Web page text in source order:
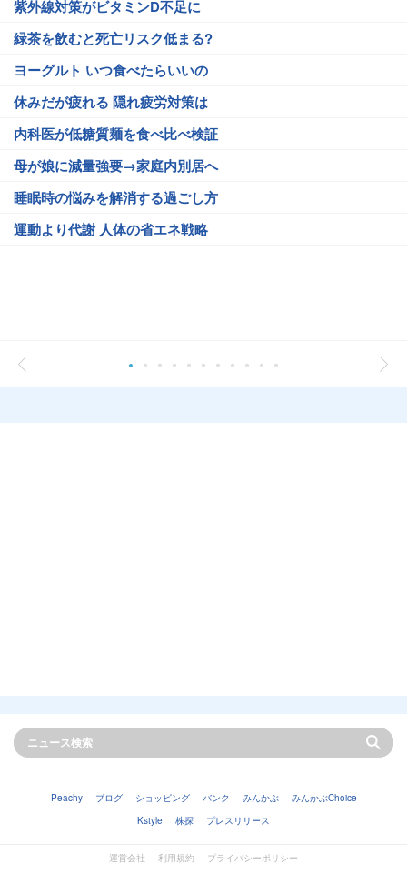
紫外線対策がビタミンD不足に
緑茶を飲むと死亡リスク低まる?
ヨーグルト いつ食べたらいいの
休みだが疲れる 隠れ疲労対策は
内科医が低糖質麺を食べ比べ検証
母が娘に減量強要→家庭内別居へ
睡眠時の悩みを解消する過ごし方
運動より代謝 人体の省エネ戦略
Peachy ブログ ショッピング バンク みんかぶ
みんかぶChoice
Kstyle
株探 プレスリリース
運営会社 利用規約 プライバシーポリシー